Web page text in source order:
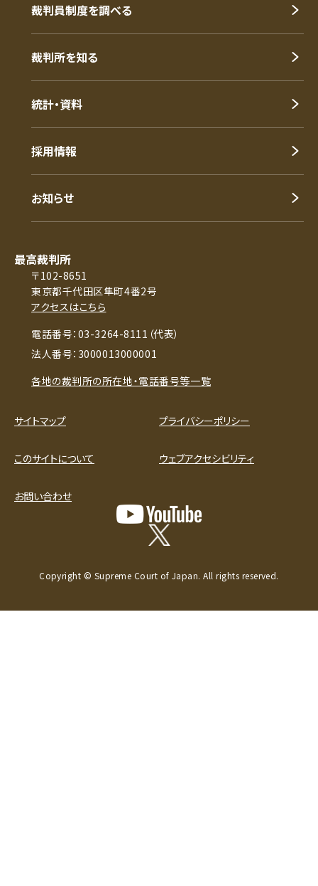
裁判員制度を調べる
裁判所を知る
統計・資料
採用情報
お知らせ
最高裁判所
〒102-8651
東京都千代田区隼町4番2号
アクセスはこちら
電話番号：03-3264-8111（代表）
法人番号：3000013000001
各地の裁判所の所在地・電話番号等一覧
サイトマップ プライバシーポリシー
このサイトについて ウェブアクセシビリティ
お問い合わせ
Copyright © Supreme Court of Japan. All rights reserved.